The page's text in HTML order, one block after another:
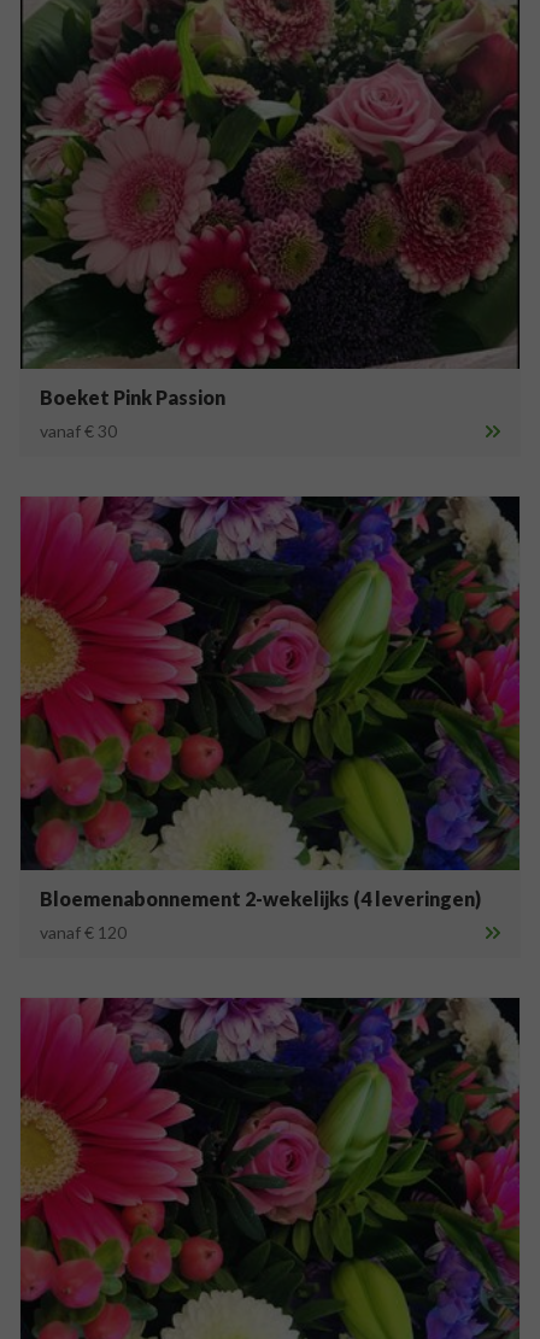
Boeket Pink Passion
vanaf € 30
Bloemenabonnement 2-wekelijks (4 leveringen)
vanaf € 120